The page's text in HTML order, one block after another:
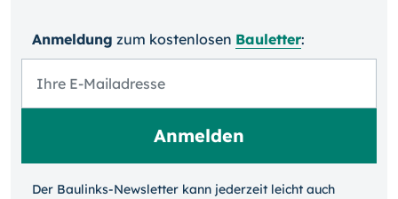
Anmeldung zum kosten­losen Bauletter:
Der Baulinks-Newsletter kann jeder­zeit leicht auch